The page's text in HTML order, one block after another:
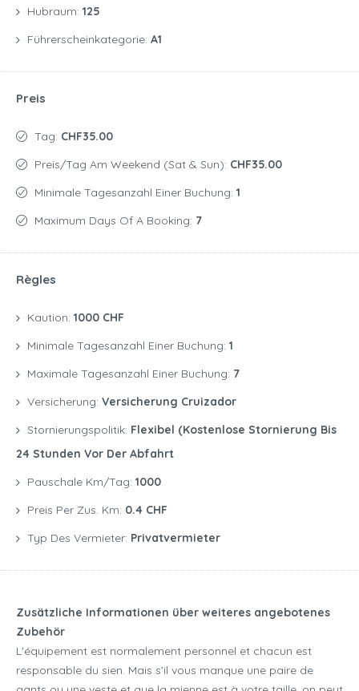
Hubraum: 125
Führerscheinkategorie: A1
Preis
Tag: CHF35.00
Preis/Tag Am Weekend (Sat & Sun): CHF35.00
Minimale Tagesanzahl Einer Buchung: 1
Maximum Days Of A Booking: 7
Règles
Kaution: 1000 CHF
Minimale Tagesanzahl Einer Buchung: 1
Maximale Tagesanzahl Einer Buchung: 7
Versicherung: Versicherung Cruizador
Stornierungspolitik: Flexibel (kostenlose Stornierung Bis
24 Stunden Vor Der Abfahrt
Pauschale Km/Tag: 1000
Preis Per Zus. Km: 0.4 CHF
Typ Des Vermieter: Privatvermieter
Zusätzliche Informationen über weiteres angebotenes
Zubehör
L'équipement est normalement personnel et chacun est
responsable du sien. Mais s'il vous manque une paire de